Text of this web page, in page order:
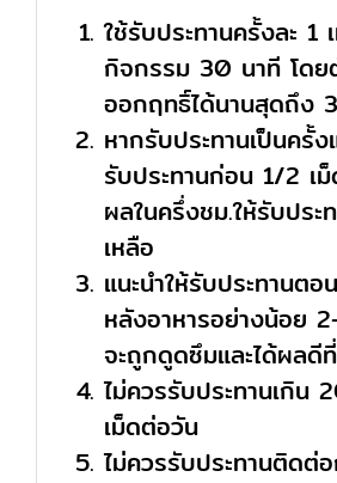
ใช้รับประทานครั้งละ 1
กิจกรรม 30 นาที โดย
ออกฤทธิ์ได้นานสุดถึง
หากรับประทานเป็นครั้ง
รับประทานก่อน 1/2 เม็
ผลในครึ่งชม.ให้รับประ
เหลือ
แนะนำให้รับประทานต
หลังอาหารอย่างน้อย
จะถูกดูดซึมและได้ผลดี
ไม่ควรรับประทานเกิน
เม็ดต่อวัน
ไม่ควรรับประทานติดต่